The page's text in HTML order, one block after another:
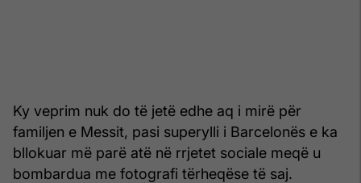
Ky veprim nuk do të jetë edhe aq i mirë për
familjen e Messit, pasi superylli i Barcelonës e ka
bllokuar më parë atë në rrjetet sociale meqë u
bombardua me fotografi tërheqëse të saj.